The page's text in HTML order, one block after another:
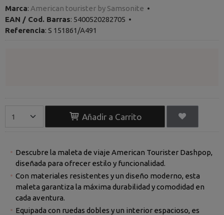
Marca: American tourister by Samsonite •
EAN / Cod. Barras: 5400520282705 •
Referencia: S 151861/A491
Añadir a Carrito
Descubre la maleta de viaje American Tourister Dashpop,
diseñada para ofrecer estilo y funcionalidad.
Con materiales resistentes y un diseño moderno, esta
maleta garantiza la máxima durabilidad y comodidad en
cada aventura.
Equipada con ruedas dobles y un interior espacioso, es